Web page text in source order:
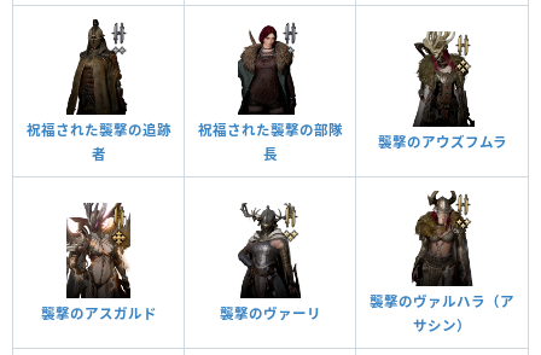
祝福された襲撃の追跡
者
祝福された襲撃の部隊
長
襲撃のアウズフムラ
襲撃のアスガルド 襲撃のヴァーリ
襲撃のヴァルハラ（ア
サシン）